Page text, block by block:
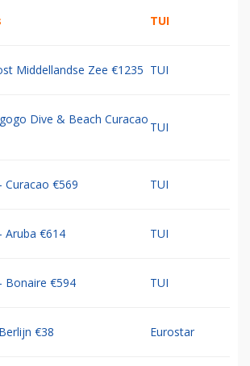
TUI
Middellandse Zee €1235 TUI
Dive & Beach Curacao
TUI
Curacao €569 TUI
Aruba €614 TUI
Bonaire €594 TUI
€38 Eurostar